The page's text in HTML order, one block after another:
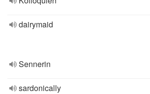
dairymaid
Sennerin
sardonically